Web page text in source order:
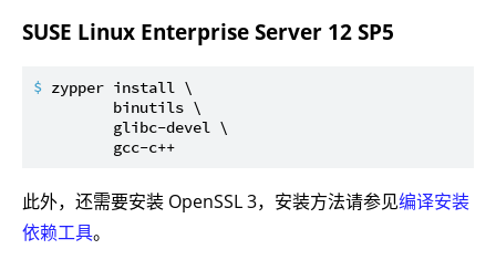
SUSE Linux Enterprise Server 12 SP5
$ zypper install \
         binutils \
         glibc-devel \
         gcc-c++
此外，还需要安装 OpenSSL 3，安装方法请参见编译安装
依赖工具。